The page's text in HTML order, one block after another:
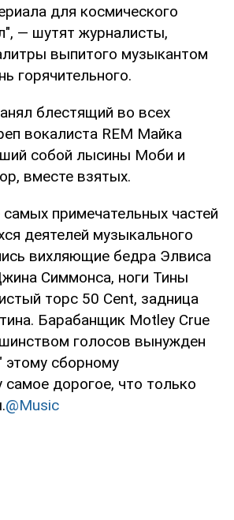
для космического
— шутят журналисты,
выпитого музыкантом
горячительного.
блестящий во всех
вокалиста REM Майка
собой лысины Моби и
вместе взятых.
примечательных частей
деятелей музыкального
вихляющие бедра Элвиса
Симмонса, ноги Тины
торс 50 Cent, задница
Барабанщик Motley Crue
голосов вынужден
сборному
дорогое, что только
@Music